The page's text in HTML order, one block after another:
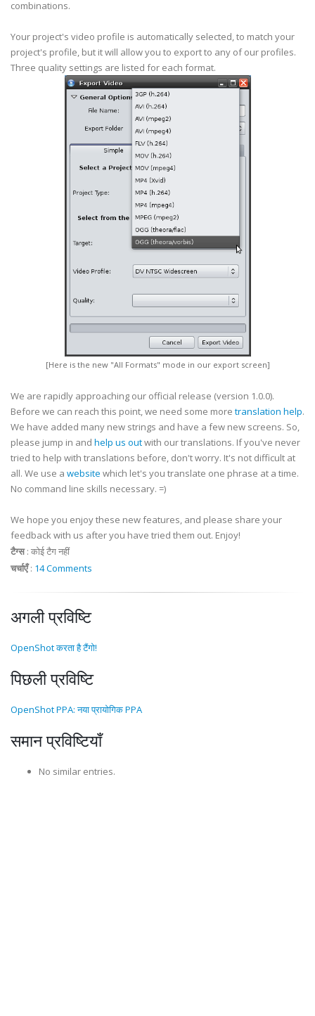
combinations.
Your project's video profile is automatically selected, to match your
project's profile, but it will allow you to export to any of our profiles.
Three quality settings are listed for each format.
[Here is the new "All Formats" mode in our export screen]
We are rapidly approaching our official release (version 1.0.0).
Before we can reach this point, we need some more translation help.
We have added many new strings and have a few new screens. So,
please jump in and help us outwith our translations. If you've never
tried to help with translations before, don't worry. It's not difficult at
all. We use a website which let's you translate one phrase at a time.
No command line skills necessary. =)
We hope you enjoy these new features, and please share your
feedback with us after you have tried them out. Enjoy!
टैग्स: कोई टैग नहीं
चर्चाएँ: 14 Comments
अगली प्रविष्टि
OpenShot करता है टैंगो!
पिछली प्रविष्टि
OpenShot PPA: नया प्रायोगिक PPA
समान प्रविष्टियाँ
No similar entries.